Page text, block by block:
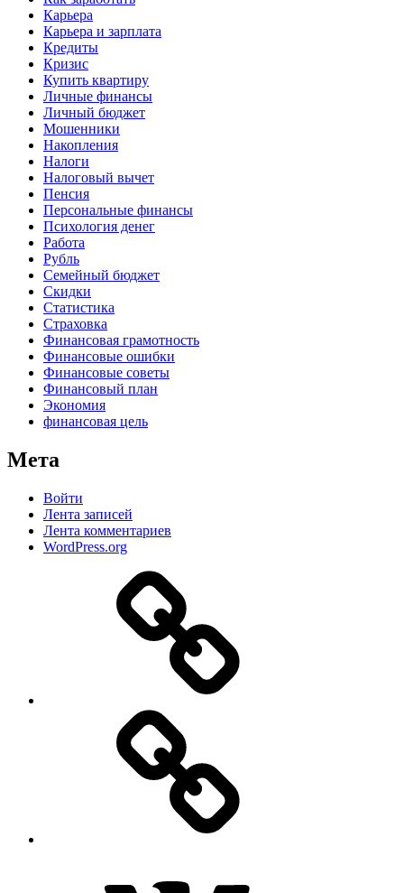
Карьера
Карьера и зарплата
Кредиты
Кризис
Купить квартиру
Личные финансы
Личный бюджет
Мошенники
Накопления
Налоги
Налоговый вычет
Пенсия
Персональные финансы
Психология денег
Работа
Рубль
Семейный бюджет
Скидки
Статистика
Страховка
Финансовая грамотность
Финансовые ошибки
Финансовые советы
Финансовый план
Экономия
финансовая цель
Мета
Войти
Лента записей
Лента комментариев
WordPress.org